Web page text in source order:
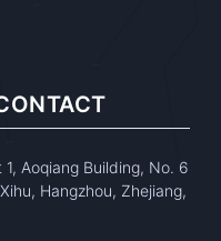
Aoqiang Building, No. 6
Hangzhou, Zhejiang,